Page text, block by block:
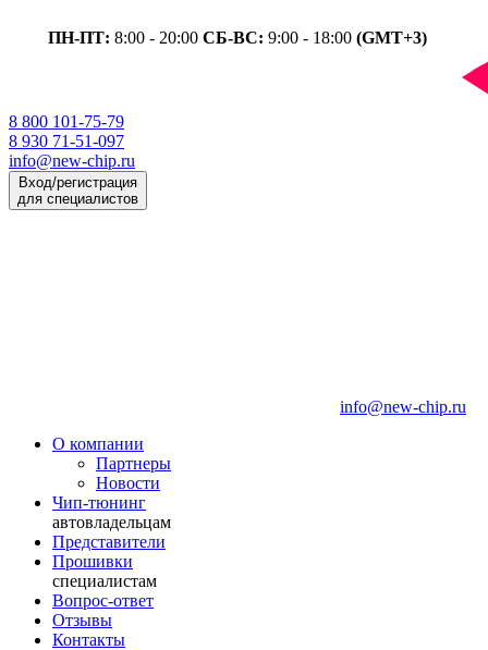
ПН-ПТ: 8:00 - 20:00 СБ-ВС: 9:00 - 18:00 (GMT+3)
8 800 101-75-79
8 930 71-51-097
info@new-chip.ru
Вход/регистрация
для специалистов
info@new-chip.ru
О компании
Партнеры
Новости
Чип-тюнинг
автовладельцам
Представители
Прошивки
специалистам
Вопрос-ответ
Отзывы
Контакты